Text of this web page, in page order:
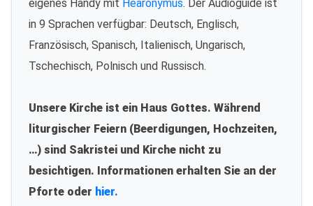
eigenes Handy mit Hearonymus. Der Audioguide ist
in 9 Sprachen verfügbar: Deutsch, Englisch,
Französisch, Spanisch, Italienisch, Ungarisch,
Tschechisch, Polnisch und Russisch.
Unsere Kirche ist ein Haus Gottes. Während
liturgischer Feiern (Beerdigungen, Hochzeiten,
…) sind Sakristei und Kirche nicht zu
besichtigen. Informationen erhalten Sie an der
Pforte oder hier.